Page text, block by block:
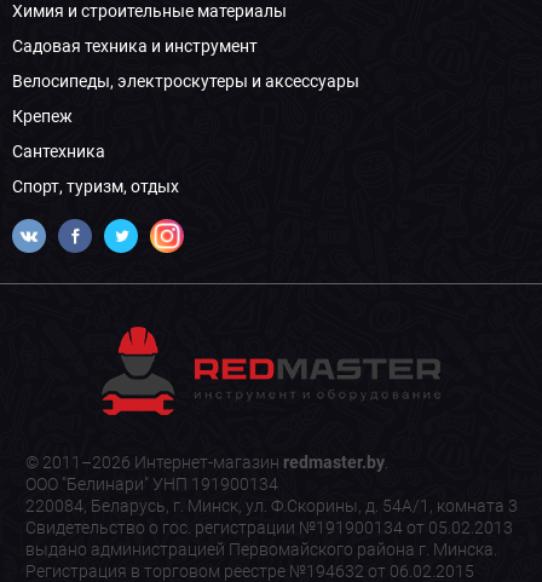
Химия и строительные материалы
Садовая техника и инструмент
Велосипеды, электроскутеры и аксессуары
Крепеж
Сантехника
Спорт, туризм, отдых
© 2011–2026 Интернет-магазин redmaster.by.
ООО "Белинари" УНП 191900134
220084, Беларусь, г. Минск, ул. Ф.Скорины, д. 54А/1, комната 3
Свидетельство о гос. регистрации №191900134 от 05.02.2013
выдано администрацией Первомайского района г. Минска.
Регистрация в торговом реестре №194632 от 06.02.2015